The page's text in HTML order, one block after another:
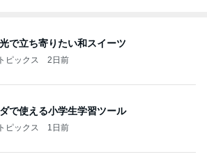
で立ち寄りたい和スイーツ
ピックス 2日前
で使える小学生学習ツール
ピックス 1日前